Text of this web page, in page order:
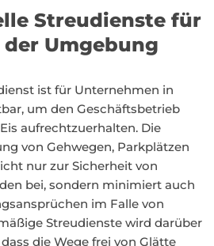
Streudienste für
Umgebung
ist für Unternehmen in
um den Geschäftsbetrieb
aufrechtzuerhalten. Die
von Gehwegen, Parkplätzen
nur zur Sicherheit von
bei, sondern minimiert auch
im Falle von
Streudienste wird darüber
die Wege frei von Glätte